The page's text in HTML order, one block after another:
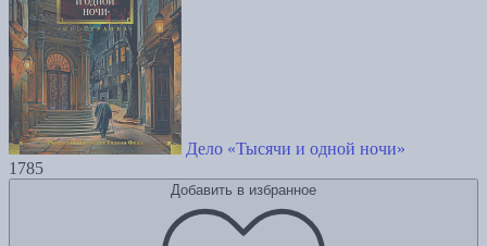
Дело «Тысячи и одной ночи»
1785
Добавить в избранное